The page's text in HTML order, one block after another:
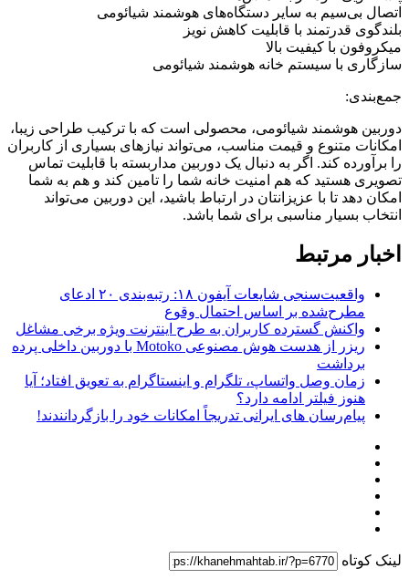
اتصال بی‌سیم به سایر دستگاه‌های هوشمند شیائومی
بلندگوی قدرتمند با قابلیت کاهش نویز
میکروفون با کیفیت بالا
سازگاری با سیستم خانه هوشمند شیائومی
جمع‌بندی:
دوربین هوشمند شیائومی، محصولی است که با ترکیب طراحی زیبا،
امکانات متنوع و قیمت مناسب، می‌تواند نیازهای بسیاری از کاربران
را برآورده کند. اگر به دنبال یک دوربین مداربسته با قابلیت تماس
تصویری هستید که هم امنیت خانه شما را تامین کند و هم به شما
امکان دهد تا با عزیزانتان در ارتباط باشید، این دوربین می‌تواند
انتخاب بسیار مناسبی برای شما باشد.
اخبار مرتبط
واقعیت‌سنجی شایعات آیفون ۱۸: رتبه‌بندی ۲۰ ادعای
مطرح‌شده بر اساس احتمال وقوع
واکنش گسترده کاربران به طرح اینترنت ویژه برخی مشاغل
ریزر از هدست هوش مصنوعی Motoko با دوربین داخلی پرده
برداشت
زمان وصل واتساپ، تلگرام و اینستاگرام به تعویق افتاد؛ آیا
هنوز فیلتر ادامه دارد؟
پیام‌رسان‌ های ایرانی تدریجاً امکانات خود را بازگردانندند!
لینک کوتاه